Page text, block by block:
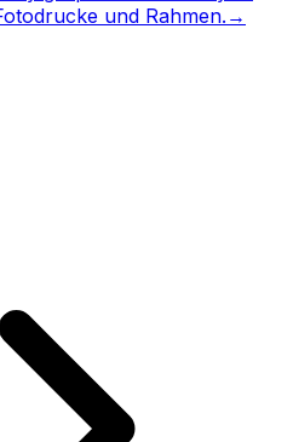
und Rahmen. →